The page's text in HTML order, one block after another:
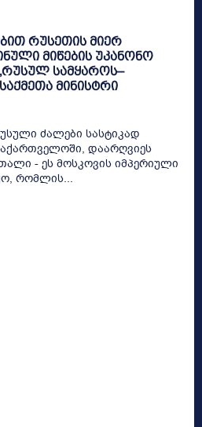
რუსეთის მიერ
მიწების უკანონო
სამყაროს–
მინისტრი
ძალები სასტიკად
დაარღვიეს
- ეს მოსკოვის იმპერიული
რომლის...